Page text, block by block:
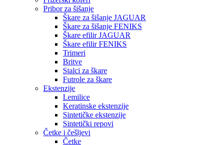
Pribor za šišanje
Škare za šišanje JAGUAR
Škare za šišanje FENIKS
Škare efilir JAGUAR
Škare efilir FENIKS
Trimeri
Britve
Stalci za škare
Futrole za škare
Ekstenzije
Lemilice
Keratinske ekstenzije
Sintetičke ekstenzije
Sintetički repovi
Četke i češljevi
Četke